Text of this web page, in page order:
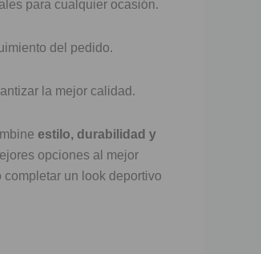
para cualquier ocasión.
del pedido.
la mejor calidad.
estilo, durabilidad y
opciones al mejor
un look deportivo